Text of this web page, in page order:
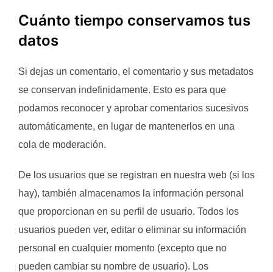
Cuánto tiempo conservamos tus
datos
Si dejas un comentario, el comentario y sus metadatos
se conservan indefinidamente. Esto es para que
podamos reconocer y aprobar comentarios sucesivos
automáticamente, en lugar de mantenerlos en una
cola de moderación.
De los usuarios que se registran en nuestra web (si los
hay), también almacenamos la información personal
que proporcionan en su perfil de usuario. Todos los
usuarios pueden ver, editar o eliminar su información
personal en cualquier momento (excepto que no
pueden cambiar su nombre de usuario). Los